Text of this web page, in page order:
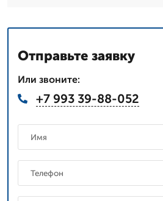
Отправьте заявку
Или звоните:
+7 993 39-88-052